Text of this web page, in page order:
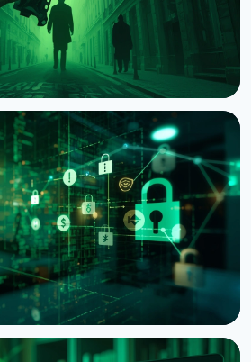
криптовалюты:
$30 млн убытков за